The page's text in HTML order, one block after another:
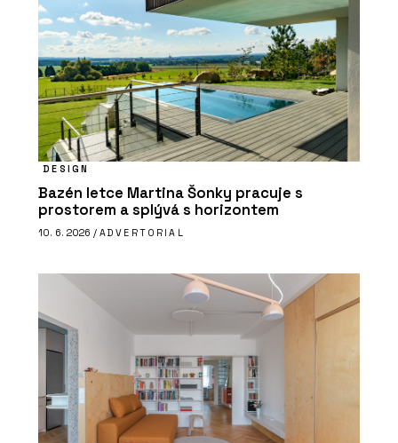
DESIGN
Bazén letce Martina Šonky pracuje s
prostorem a splývá s horizontem
10. 6. 2026 / ADVERTORIAL